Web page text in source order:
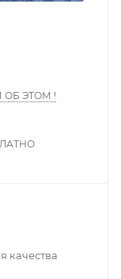
ЭТОМ !
качества